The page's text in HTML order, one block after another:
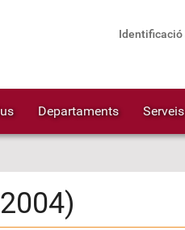
Identificació
Departaments Serveis